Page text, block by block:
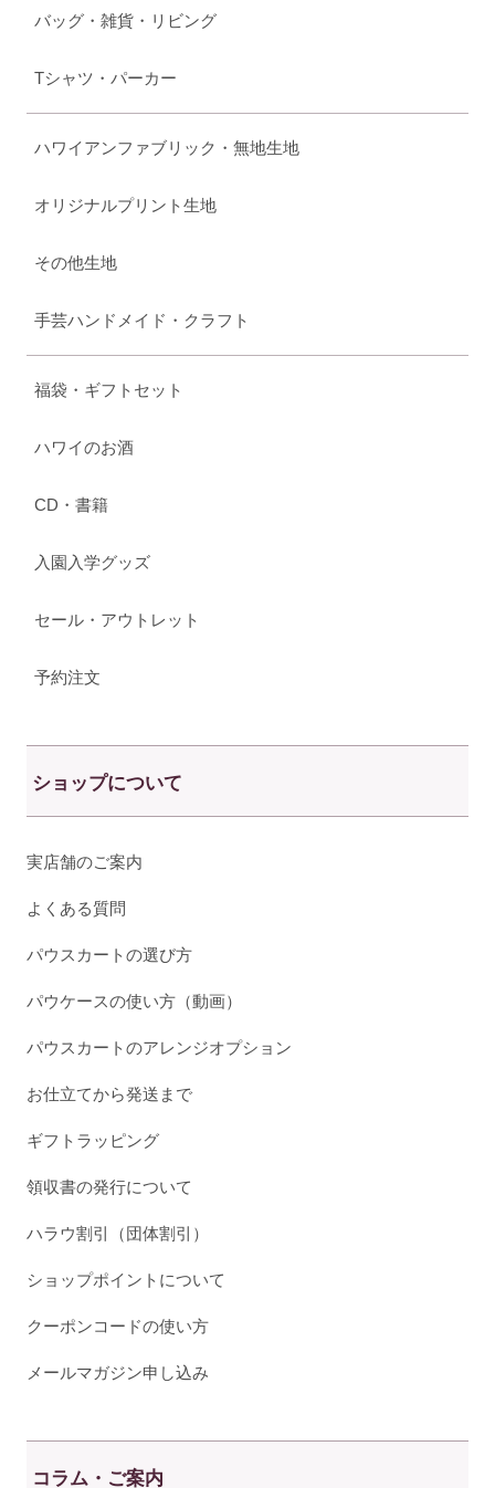
バッグ・雑貨・リビング
Tシャツ・パーカー
ハワイアンファブリック・無地生地
オリジナルプリント生地
その他生地
手芸ハンドメイド・クラフト
福袋・ギフトセット
ハワイのお酒
CD・書籍
入園入学グッズ
セール・アウトレット
予約注文
ショップについて
実店舗のご案内
よくある質問
パウスカートの選び方
パウケースの使い方（動画）
パウスカートのアレンジオプション
お仕立てから発送まで
ギフトラッピング
領収書の発行について
ハラウ割引（団体割引）
ショップポイントについて
クーポンコードの使い方
メールマガジン申し込み
コラム・ご案内